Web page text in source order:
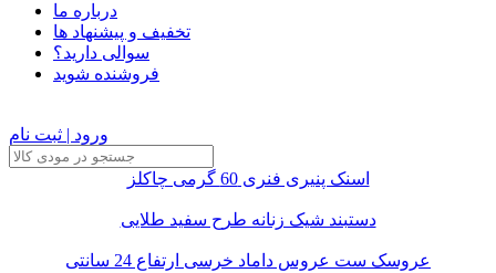
درباره ما
تخفیف و پیشنهاد ها
سوالی دارید؟
فروشنده شوید
ورود | ثبت نام
اسنک پنیری فنری 60 گرمی چاکلز
دستبند شیک زنانه طرح سفید طلایی
عروسک ست عروس داماد خرسی ارتفاع 24 سانتی